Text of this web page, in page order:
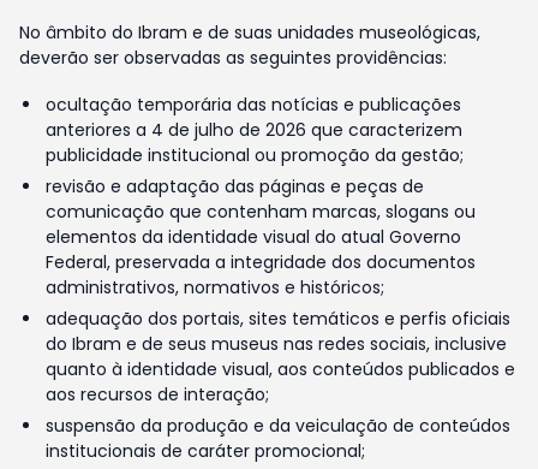
No âmbito do Ibram e de suas unidades museológicas,
deverão ser observadas as seguintes providências:
ocultação temporária das notícias e publicações
anteriores a 4 de julho de 2026 que caracterizem
publicidade institucional ou promoção da gestão;
revisão e adaptação das páginas e peças de
comunicação que contenham marcas, slogans ou
elementos da identidade visual do atual Governo
Federal, preservada a integridade dos documentos
administrativos, normativos e históricos;
adequação dos portais, sites temáticos e perfis oficiais
do Ibram e de seus museus nas redes sociais, inclusive
quanto à identidade visual, aos conteúdos publicados e
aos recursos de interação;
suspensão da produção e da veiculação de conteúdos
institucionais de caráter promocional;